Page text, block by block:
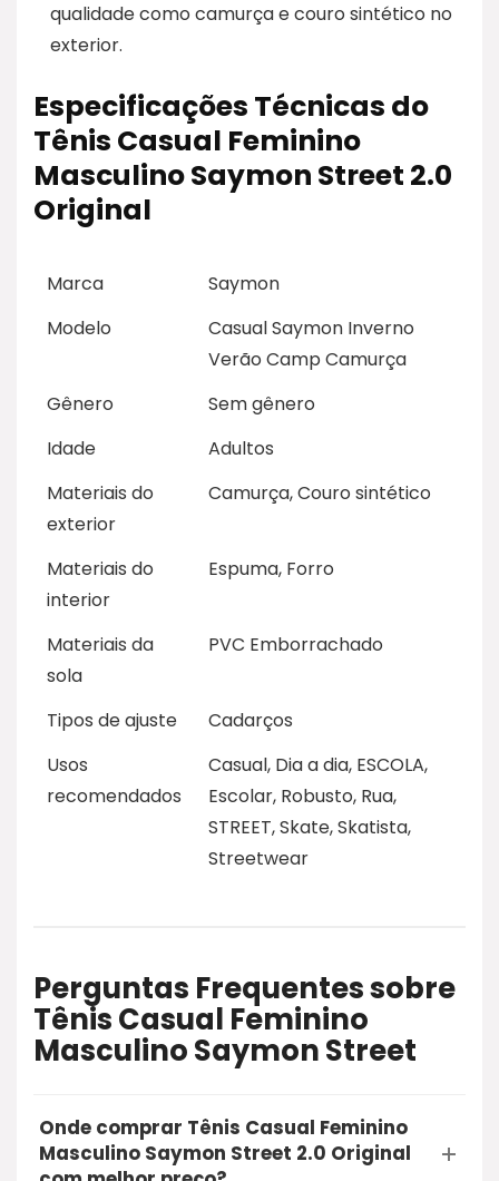
qualidade como camurça e couro sintético no
exterior.
Especificações Técnicas do
Tênis Casual Feminino
Masculino Saymon Street 2.0
Original
Marca
Saymon
Modelo
Casual Saymon Inverno
Verão Camp Camurça
Gênero
Sem gênero
Idade
Adultos
Materiais do
exterior
Camurça, Couro sintético
Materiais do
interior
Espuma, Forro
Materiais da
sola
PVC Emborrachado
Tipos de ajuste
Cadarços
Usos
recomendados
Casual, Dia a dia, ESCOLA,
Escolar, Robusto, Rua,
STREET, Skate, Skatista,
Streetwear
Perguntas Frequentes sobre
Tênis Casual Feminino
Masculino Saymon Street
Onde comprar Tênis Casual Feminino
Masculino Saymon Street 2.0 Original